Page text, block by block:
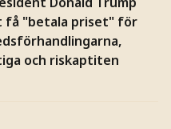
få "betala priset" för
och riskaptiten